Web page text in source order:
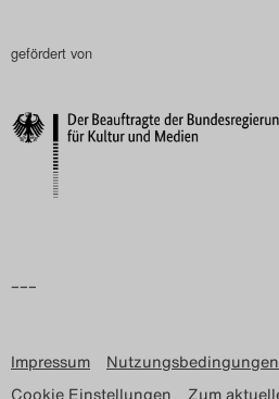
gefördert von
–––
Impressum Nutzungsbedingungen
Cookie Einstellungen
Zum